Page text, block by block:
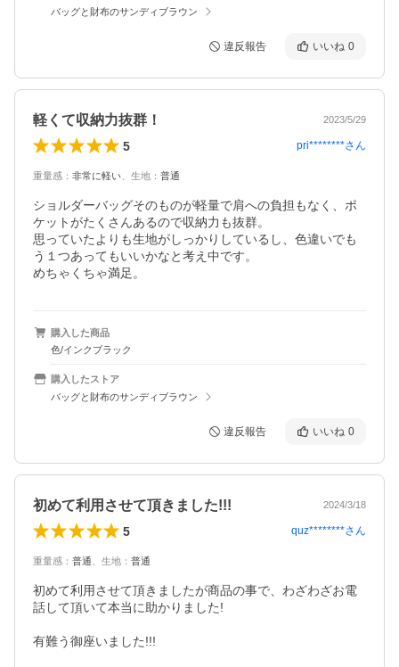
バッグと財布のサンディブラウン
違反報告 いいね 0
軽くて収納力抜群！ 2023/5/29
5 pri********さん
重量感 ： 非常に軽い 生地 ： 普通
ショルダーバッグそのものが軽量で肩への負担もなく、ポ
ケットがたくさんあるので収納力も抜群。
思っていたよりも生地がしっかりしているし、色違いでも
う１つあってもいいかなと考え中です。
購入した商品
色/インクブラック
購入したストア
バッグと財布のサンディブラウン
違反報告 いいね 0
初めて利用させて頂きました!!! 2024/3/18
5 quz********さん
重量感 ： 普通 生地 ： 普通
初めて利用させて頂きましたが商品の事で、わざわざお電
話して頂いて本当に助かりました!
有難う御座いました!!!